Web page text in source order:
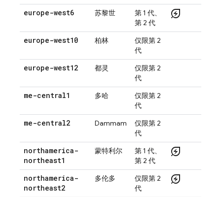
europe-west6 苏黎世
第 1 代、
第 2 代
energy_savings_leaf
europe-west10 柏林
仅限第 2
代
europe-west12 都灵
仅限第 2
代
me-central1 多哈
仅限第 2
代
me-central2 Dammam
仅限第 2
代
northamerica-
northeast1
蒙特利尔
第 1 代、
第 2 代
energy_savings_leaf
northamerica-
northeast2
多伦多
仅限第 2
代
energy_savings_leaf